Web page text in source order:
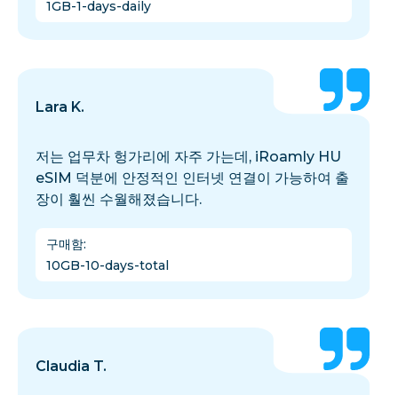
1GB-1-days-daily
Lara K.
저는 업무차 헝가리에 자주 가는데, iRoamly HU
eSIM 덕분에 안정적인 인터넷 연결이 가능하여 출
장이 훨씬 수월해졌습니다.
구매함:
10GB-10-days-total
Claudia T.